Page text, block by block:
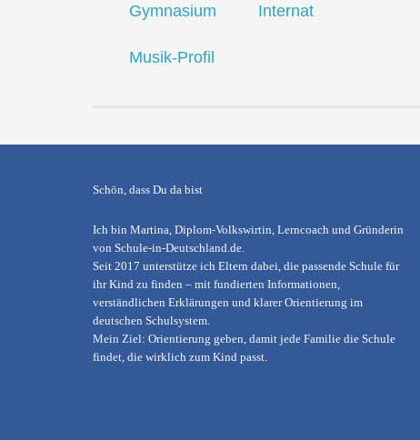
Gymnasium Internat
Musik-Profil
Schön, dass Du da bist
Ich bin Martina, Diplom-Volkswirtin, Lerncoach und Gründerin
von Schule-in-Deutschland.de.
Seit 2017 unterstütze ich Eltern dabei, die passende Schule für
ihr Kind zu finden – mit fundierten Informationen,
verständlichen Erklärungen und klarer Orientierung im
deutschen Schulsystem.
Mein Ziel: Orientierung geben, damit jede Familie die Schule
findet, die wirklich zum Kind passt.